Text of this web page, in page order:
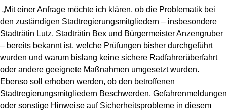
„Mit einer Anfrage möchte ich klären, ob die Problematik bei
den zuständigen Stadtregierungsmitgliedern – insbesondere
Stadträtin Lutz, Stadträtin Bex und Bürgermeister Anzengruber
– bereits bekannt ist, welche Prüfungen bisher durchgeführt
wurden und warum bislang keine sichere Radfahrerüberfahrt
oder andere geeignete Maßnahmen umgesetzt wurden.
Ebenso soll erhoben werden, ob den betroffenen
Stadtregierungsmitgliedern Beschwerden, Gefahrenmeldungen
oder sonstige Hinweise auf Sicherheitsprobleme in diesem